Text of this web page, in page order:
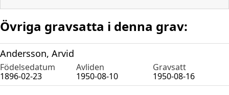
Övriga gravsatta i denna grav:
Andersson, Arvid
Födelsedatum Avliden
Gravsatt
1896-02-23
1950-08-10 1950-08-16